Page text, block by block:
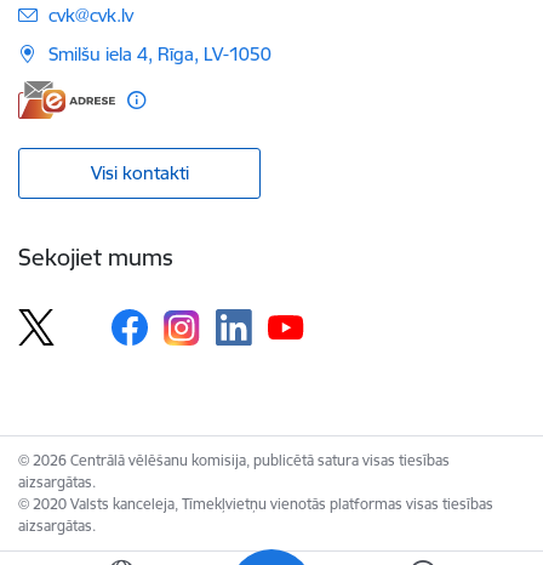
E-pasts:
cvk@cvk.lv
Smilšu iela 4, Rīga, LV-1050
Visi kontakti
Sekojiet mums
© 2026 Centrālā vēlēšanu komisija, publicētā satura visas tiesības
aizsargātas.
© 2020 Valsts kanceleja, Tīmekļvietņu vienotās platformas visas tiesības
aizsargātas.